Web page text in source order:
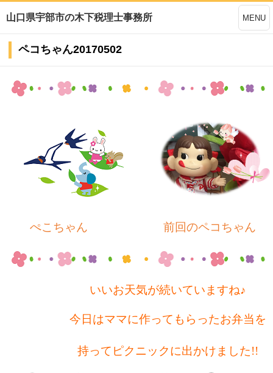
山口県宇部市の木下税理士事務所 MENU
ペコちゃん20170502
ぺこちゃん 前回のペコちゃん
いいお天気が続いていますね♪
今日はママに作ってもらったお弁当を
持ってピクニックに出かけました!!